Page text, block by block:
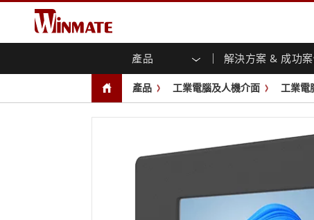
產品 解決方案 & 成功
企業移動通訊電腦
強固觸控筆記型電腦
強固型平板控制器
Windows強固型平板電腦
Android系統強固型平板電腦
工業
多點觸
開放
PoE觸控
USB
強固型機器人控制器 人工
農業機械解決方案
交通
工
基礎建設解決方案
智
智慧充電站解决方案
成功
關於融程 投資
保證聲明 下載
行銷入口網站
文件
最新產品 新聞
展會活動
部落
產品 工業電腦及人機介面 工業電